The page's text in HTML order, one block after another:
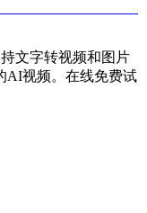
文字转视频和图片
AI视频。在线免费试